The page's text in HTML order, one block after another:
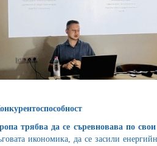
трябва да се съревновава по
икономика, да се засили